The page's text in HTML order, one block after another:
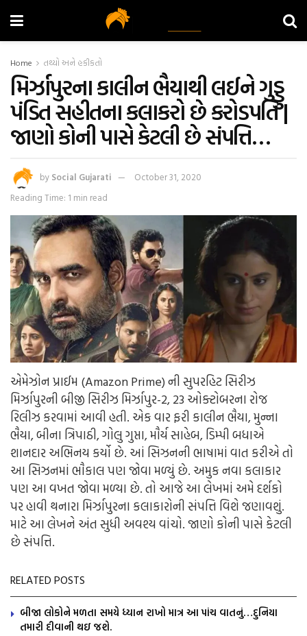
Home તથ્યો અને હકીકતો
મિર્ઝાપુરના કાલીન ભૈયાથી લઈને ગુડ્ડુ
પંડિત સહીતના કલાકરો છે કરોડપતિ |
જાણો કોની પાસે કેટલી છે સંપત્તિ…
by Social Gujarati
October 31, 2020
Reading Time: 1 min read
એમેઝોન પ્રાઈમ (Amazon Prime) ની સુપરહિટ સિરીઝ
મિર્ઝાપુરની બીજી સિરીઝ મિર્ઝાપુર-2, 23 ઓક્ટોબરના રોજ
રિલીઝ કરવામાં આવી હતી. એક વાર ફરી કાલીન ભૈયા, મુન્ના
ભૈયા, બીના ત્રિપાઠી, ગોલુ ગુપ્તા, મૌર્ય સાહેબ, ડિમ્પી બધાએ
શાનદાર અભિનય કર્યો છે. આં સિઝનની ભાષામાં વાત કરીએ તો
આ સિઝનમાં ભૌકાલ પણ જોવા મળ્યું છે. અમુક નવા કલાકાર
પણ આ વખત જોવા મળ્યા છે. તો આજે આ લેખમાં અમે દર્શકો
પર હાવી થનારા મિર્ઝાપુરના કલાકારોની સંપત્તિ વિશે જણાવશું.
માટે આ લેખને અંત સુધી અવશ્ય વાંચો. જાણો કોની પાસે કેટલી
છે સંપત્તિ.
RELATED POSTS
બીજા લોકોને મળતા સમયે ધ્યાન રાખો માત્ર આ પાંચ વાતનું…દુનિયા
તમારી દીવાની થઇ જશે.